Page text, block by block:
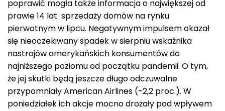
poprawić mogła także informacja o największej od
prawie 14 lat sprzedaży domów na rynku
pierwotnym w lipcu. Negatywnym impulsem okazał
się nieoczekiwany spadek w sierpniu wskaźnika
nastrojów amerykańskich konsumentów do
najniższego poziomu od początku pandemii. O tym,
że jej skutki będą jeszcze długo odczuwalne
przypomniały American Airlines (-2,2 proc.). W
poniedziałek ich akcje mocno drożały pod wpływem